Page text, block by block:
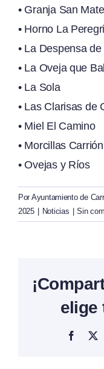
• Granja San
• Horno La
• La Despensa
• La Oveja que
• La Sola
• Las Clarisas de
• Miel El Camino
• Morcillas Carrión
• Ovejas y Ríos
Por Ayuntamiento de
2025
Noticias Sin
elige
X